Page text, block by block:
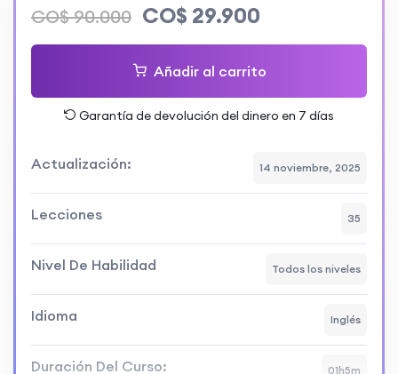
CO$90.000 CO$ 29.900
Añadir al carrito
Garantía de devolución del dinero en 7 días
Actualización: 14 noviembre, 2025
Lecciones 35
Nivel De Habilidad Todos los niveles
Idioma Inglés
Duración Del Curso: 01h5m